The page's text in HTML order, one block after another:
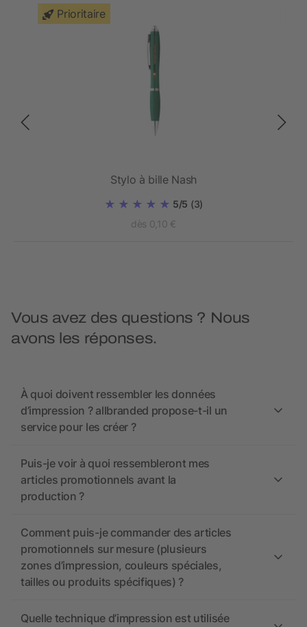
Prioritaire
Stylo à bille Nash
5/5 (3)
dès 0,10 €
Vous avez des questions ? Nous
avons les réponses.
À quoi doivent ressembler les données
d’impression ? allbranded propose-t-il un
service pour les créer ?
Puis-je voir à quoi ressembleront mes
articles promotionnels avant la
production ?
Comment puis-je commander des articles
promotionnels sur mesure (plusieurs
zones d’impression, couleurs spéciales,
tailles ou produits spécifiques) ?
Quelle technique d’impression est utilisée